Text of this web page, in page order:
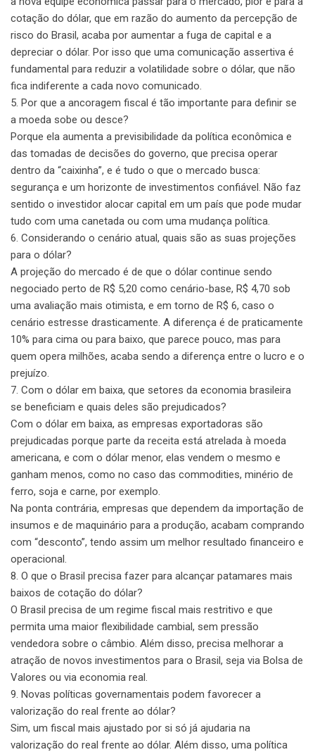
cotação do dólar, que em razão do aumento da percepção de
risco do Brasil, acaba por aumentar a fuga de capital e a
depreciar o dólar. Por isso que uma comunicação assertiva é
fundamental para reduzir a volatilidade sobre o dólar, que não
fica indiferente a cada novo comunicado.
5. Por que a ancoragem fiscal é tão importante para definir se
a moeda sobe ou desce?
Porque ela aumenta a previsibilidade da política econômica e
das tomadas de decisões do governo, que precisa operar
dentro da “caixinha”, e é tudo o que o mercado busca:
segurança e um horizonte de investimentos confiável. Não faz
sentido o investidor alocar capital em um país que pode mudar
tudo com uma canetada ou com uma mudança política.
6. Considerando o cenário atual, quais são as suas projeções
para o dólar?
A projeção do mercado é de que o dólar continue sendo
negociado perto de R$ 5,20 como cenário-base, R$ 4,70 sob
uma avaliação mais otimista, e em torno de R$ 6, caso o
cenário estresse drasticamente. A diferença é de praticamente
10% para cima ou para baixo, que parece pouco, mas para
quem opera milhões, acaba sendo a diferença entre o lucro e o
prejuízo.
7. Com o dólar em baixa, que setores da economia brasileira
se beneficiam e quais deles são prejudicados?
Com o dólar em baixa, as empresas exportadoras são
prejudicadas porque parte da receita está atrelada à moeda
americana, e com o dólar menor, elas vendem o mesmo e
ganham menos, como no caso das commodities, minério de
ferro, soja e carne, por exemplo.
Na ponta contrária, empresas que dependem da importação de
insumos e de maquinário para a produção, acabam comprando
com “desconto”, tendo assim um melhor resultado financeiro e
operacional.
8. O que o Brasil precisa fazer para alcançar patamares mais
baixos de cotação do dólar?
O Brasil precisa de um regime fiscal mais restritivo e que
permita uma maior flexibilidade cambial, sem pressão
vendedora sobre o câmbio. Além disso, precisa melhorar a
atração de novos investimentos para o Brasil, seja via Bolsa de
Valores ou via economia real.
9. Novas políticas governamentais podem favorecer a
valorização do real frente ao dólar?
Sim, um fiscal mais ajustado por si só já ajudaria na
valorização do real frente ao dólar. Além disso, uma política